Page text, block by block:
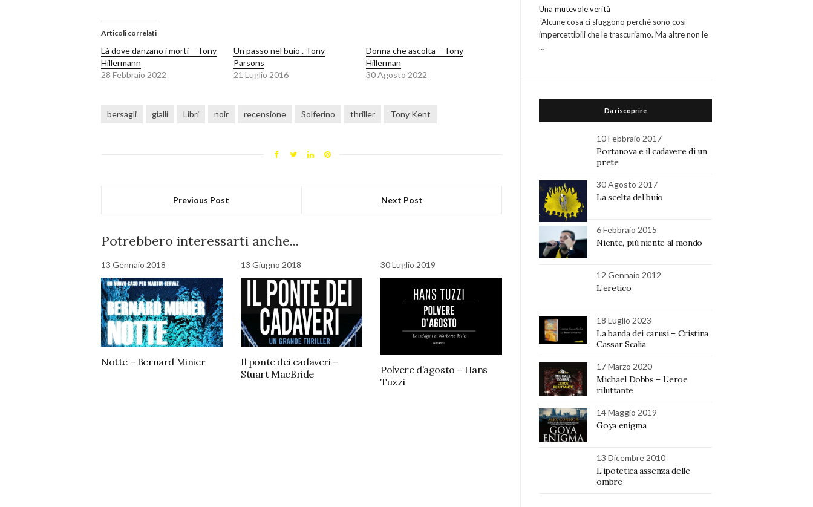
Articoli correlati
Là dove danzano i morti – Tony
Hillermann
28 Febbraio 2022
Un passo nel buio . Tony
Parsons
21 Luglio 2016
Donna che ascolta – Tony
Hillerman
30 Agosto 2022
bersagli gialli Libri noir recensione Solferino thriller Tony Kent
Previous Post Next Post
Potrebbero interessarti anche...
13 Gennaio 2018
Notte – Bernard Minier
13 Giugno 2018
Il ponte dei cadaveri –
Stuart MacBride
30 Luglio 2019
Polvere d’agosto – Hans
Tuzzi
Una mutevole verità
“Alcune cosa ci sfuggono perché sono così
impercettibili che le trascuriamo. Ma altre non le
…
Da riscoprire
10 Febbraio 2017
Portanova e il cadavere di un
prete
30 Agosto 2017
La scelta del buio
6 Febbraio 2015
Niente, più niente al mondo
12 Gennaio 2012
L’eretico
18 Luglio 2023
La banda dei carusi – Cristina
Cassar Scalia
17 Marzo 2020
Michael Dobbs – L’eroe
riluttante
14 Maggio 2019
Goya enigma
13 Dicembre 2010
L’ipotetica assenza delle
ombre